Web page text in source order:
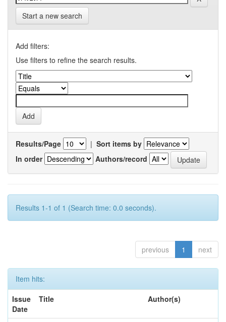
Start a new search
Add filters:
Use filters to refine the search results.
Results/Page | Sort items by
In order
Authors/record
Results 1-1 of 1 (Search time: 0.0 seconds).
previous 1 next
Item hits:
Issue
Date
Title Author(s)